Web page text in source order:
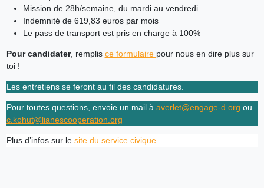
Mission de 28h/semaine, du mardi au vendredi
Indemnité de 619,83 euros par mois
Le pass de transport est pris en charge à 100%
Pour candidater, remplis ce formulaire pour nous en dire plus sur
toi !
Les entretiens se feront au fil des candidatures.
Pour toutes questions, envoie un mail à averlet@engage-d.org ou
c.kohut@lianescooperation.org
Plus d’infos sur le site du service civique.